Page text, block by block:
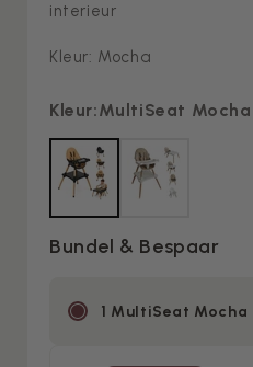
interieur
Kleur: Mocha
Kleur:MultiSeat Mocha
Bundel & Bespaar
1 MultiSeat Mocha